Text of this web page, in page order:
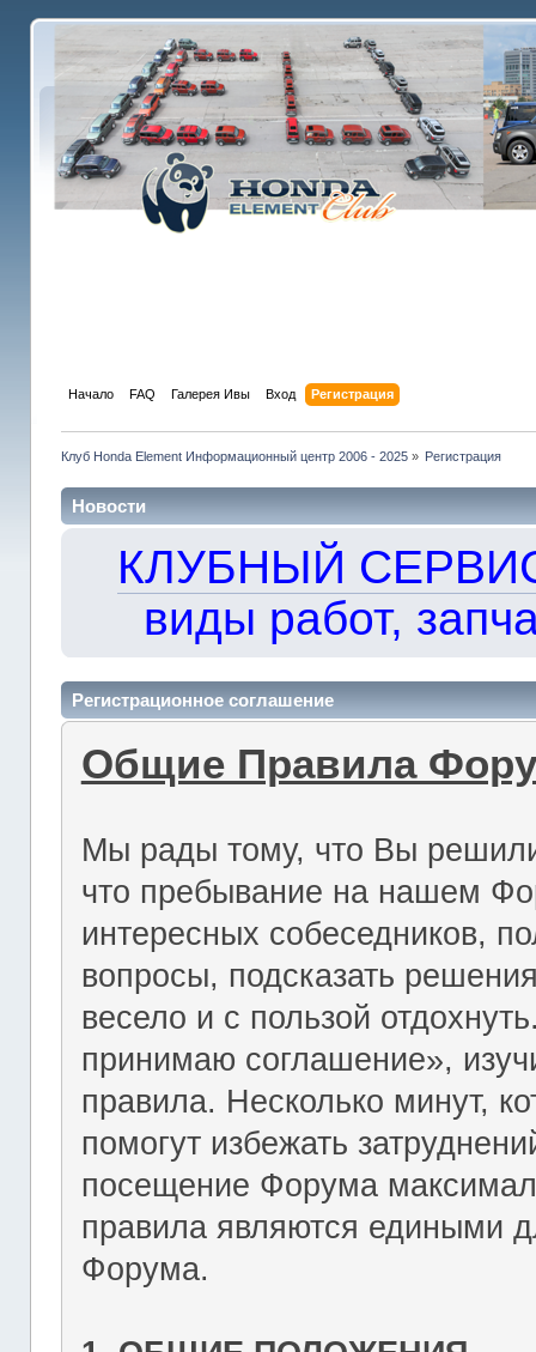
Начало FAQ Галерея Ивы Вход Регистрация
Клуб Honda Element Информационный центр 2006 - 2025» Регистрация
Новости
КЛУБНЫЙ
виды работ,
Регистрационное соглашение
Общие Правила
Мы рады тому, что Вы
что пребывание на нашем
интересных собеседников,
вопросы, подсказать
весело и с пользой
принимаю соглашение»,
правила. Несколько минут,
помогут избежать
посещение Форума
правила являются едиными
Форума.